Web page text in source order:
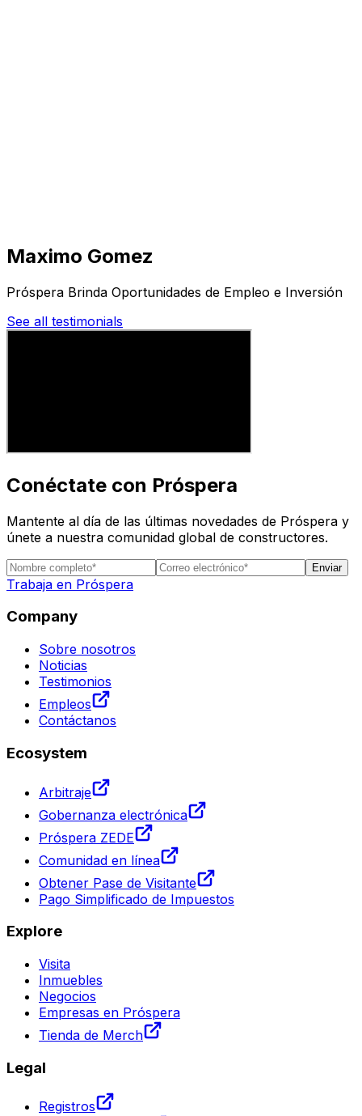
Maximo Gomez
Próspera Brinda Oportunidades de Empleo e Inversión
See all testimonials
Conéctate con Próspera
Mantente al día de las últimas novedades de Próspera y
únete a nuestra comunidad global de constructores.
Enviar
Trabaja en Próspera
Company
Sobre nosotros
Noticias
Testimonios
Empleos
Contáctanos
Ecosystem
Arbitraje
Gobernanza electrónica
Próspera ZEDE
Comunidad en línea
Obtener Pase de Visitante
Pago Simplificado de Impuestos
Explore
Visita
Inmuebles
Negocios
Empresas en Próspera
Tienda de Merch
Legal
Registros